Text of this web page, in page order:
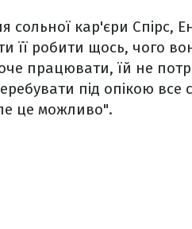
кар'єри Спірс,
її робити щось, чого
працювати, їй не
під опікою все
це можливо".